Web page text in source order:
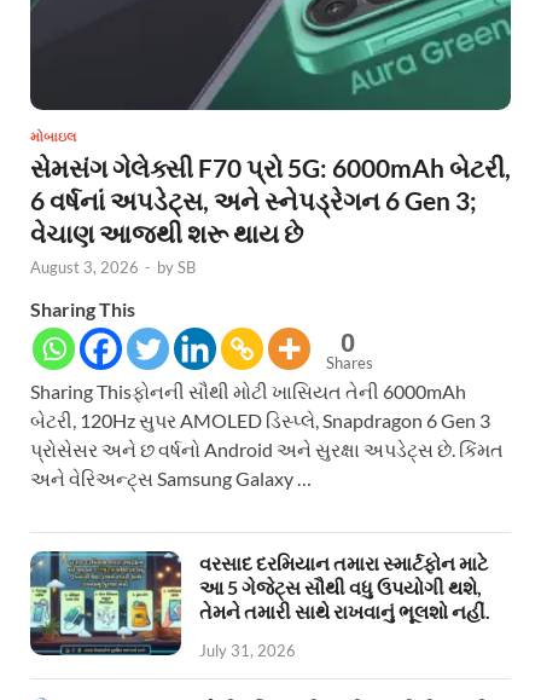
મોબાઇલ
સેમસંગ ગેલેક્સી F70 પ્રો 5G: 6000mAh બેટરી,
6 વર્ષનાં અપડેટ્સ, અને સ્નેપડ્રેગન 6 Gen 3;
વેચાણ આજથી શરૂ થાય છે
August 3, 2026 - bySB
Sharing This
0
Shares
Sharing Thisફોનની સૌથી મોટી ખાસિયત તેની 6000mAh
બેટરી, 120Hz સુપર AMOLED ડિસ્પ્લે, Snapdragon 6 Gen 3
પ્રોસેસર અને છ વર્ષનો Android અને સુરક્ષા અપડેટ્સ છે. કિંમત
અને વેરિઅન્ટ્સ Samsung Galaxy …
વરસાદ દરમિયાન તમારા સ્માર્ટફોન માટે
આ 5 ગેજેટ્સ સૌથી વધુ ઉપયોગી થશે,
તેમને તમારી સાથે રાખવાનું ભૂલશો નહીં.
July 31, 2026